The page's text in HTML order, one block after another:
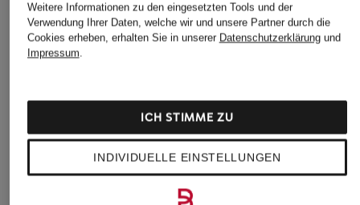
Weitere Informationen zu den eingesetzten Tools und der
Verwendung Ihrer Daten, welche wir und unsere Partner durch die
Cookies erheben, erhalten Sie in unserer Datenschutzerklärungund
Impressum.
INDIVIDUELLE EINSTELLUNGEN
ICH STIMME ZU